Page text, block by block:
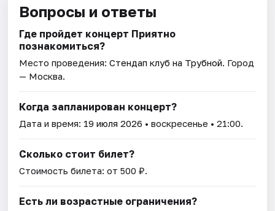
Вопросы и ответы
Где пройдет концерт Приятно
познакомиться?
Место проведения:Стендап клуб на Трубной. Город
— Москва.
Когда запланирован концерт?
Дата и время: 19 июля 2026 • воскресенье • 21:00.
Сколько стоит билет?
Стоимость билета: от 500 ₽.
Есть ли возрастные ограничения?